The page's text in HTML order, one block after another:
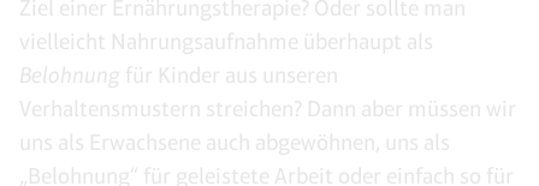
Ziel einer Ernährungstherapie? Oder sollte man
vielleicht Nahrungsaufnahme überhaupt als
Belohnung für Kinder aus unseren
Verhaltensmustern streichen? Dann aber müssen wir
uns als Erwachsene auch abgewöhnen, uns als
„Belohnung“ für geleistete Arbeit oder einfach so für